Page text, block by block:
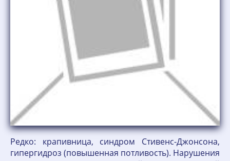
Редко: крапивница, синдром Стивенс-Джонсона,
гипергидроз (повышенная потливость). Нарушения